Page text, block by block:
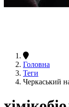
Головна
Теги
Черкаський